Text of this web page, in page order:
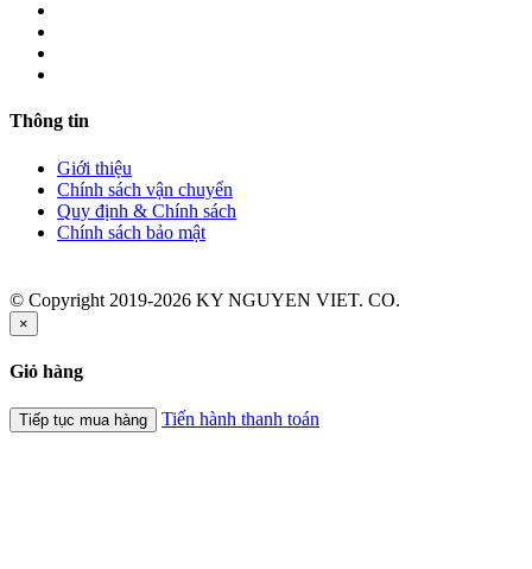
Thông tin
Giới thiệu
Chính sách vận chuyển
Quy định & Chính sách
Chính sách bảo mật
© Copyright 2019-2026 KY NGUYEN VIET. CO.
×
Giỏ hàng
Tiếp tục mua hàng Tiến hành thanh toán